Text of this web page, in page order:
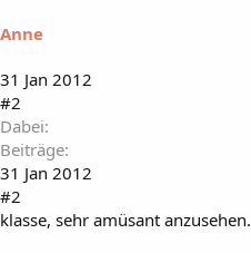
Anne
31 Jan 2012
#2
Dabei
Beiträge
31 Jan 2012
#2
klasse, sehr amüsant anzusehen.